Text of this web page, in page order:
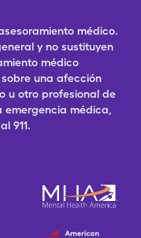
médico.
y no sustituyen
médico
una afección
u otro profesional de
emergencia médica,
911.